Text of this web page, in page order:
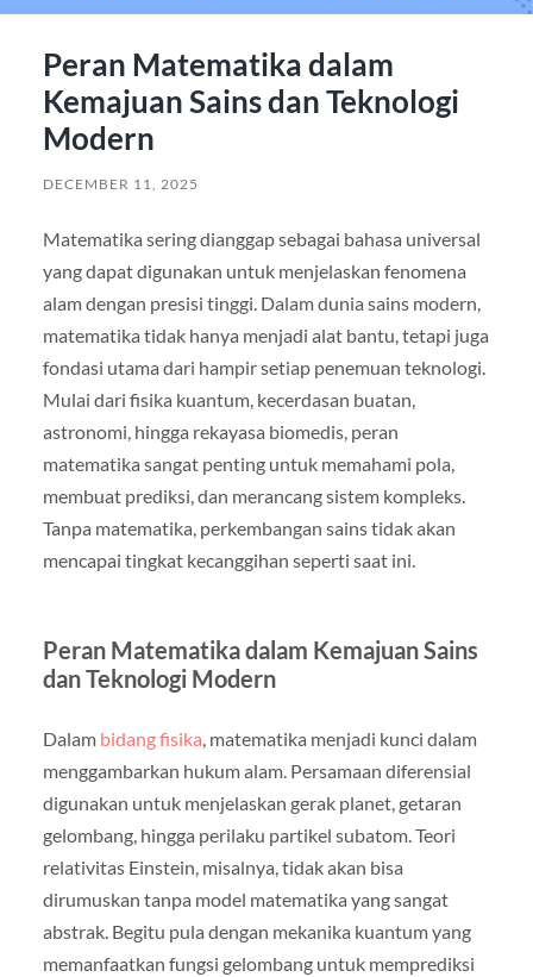
Peran Matematika dalam
Kemajuan Sains dan Teknologi
Modern
DECEMBER 11, 2025
Matematika sering dianggap sebagai bahasa universal
yang dapat digunakan untuk menjelaskan fenomena
alam dengan presisi tinggi. Dalam dunia sains modern,
matematika tidak hanya menjadi alat bantu, tetapi juga
fondasi utama dari hampir setiap penemuan teknologi.
Mulai dari fisika kuantum, kecerdasan buatan,
astronomi, hingga rekayasa biomedis, peran
matematika sangat penting untuk memahami pola,
membuat prediksi, dan merancang sistem kompleks.
Tanpa matematika, perkembangan sains tidak akan
mencapai tingkat kecanggihan seperti saat ini.
Peran Matematika dalam Kemajuan Sains
dan Teknologi Modern
Dalam bidang fisika, matematika menjadi kunci dalam
menggambarkan hukum alam. Persamaan diferensial
digunakan untuk menjelaskan gerak planet, getaran
gelombang, hingga perilaku partikel subatom. Teori
relativitas Einstein, misalnya, tidak akan bisa
dirumuskan tanpa model matematika yang sangat
abstrak. Begitu pula dengan mekanika kuantum yang
memanfaatkan fungsi gelombang untuk memprediksi